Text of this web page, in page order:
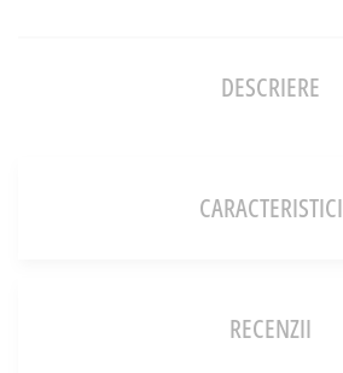
DESCRIERE
CARACTERISTICI
RECENZII